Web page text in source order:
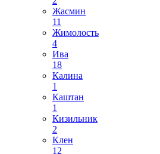
Жасмин
11
Жимолость
4
Ива
18
Калина
1
Каштан
1
Кизильник
2
Клен
12